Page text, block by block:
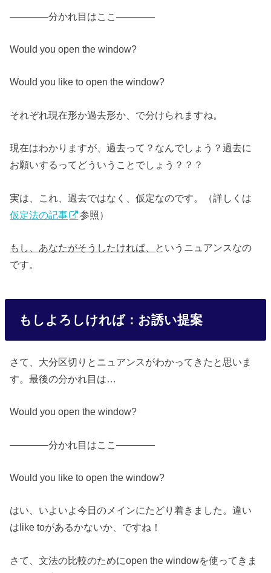
————分かれ目はここ————
Would you open the window?
Would you like to open the window?
それぞれ現在形か過去形か、で分けられますね。
現在はわかりますが、過去って？なんでしょう？過去に
お願いするってどういうことでしょう？？？
実は、これ、過去ではなく、仮定なのです。（詳しくは
仮定法の記事
参照）
もし、あなたがそうしたければ、 というニュアンスなの
です。
もしよろしければ：お誘い提案
さて、大分区切りとニュアンスがわかってきたと思いま
す。最後の分かれ目は…
Would you open the window?
————分かれ目はここ————
Would you like to open the window?
はい、いよいよ今日のメインにたどり着きました。違い
はlike toがあるかないか、ですね！
さて、文法の比較のためにopen the windowを使ってきま